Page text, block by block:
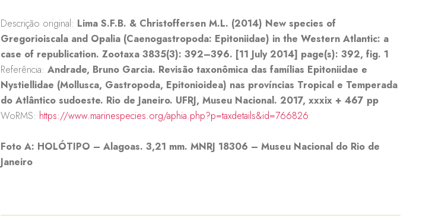
Descrição original: Lima S.F.B. & Christoffersen M.L. (2014) New species of
Gregorioiscala and Opalia (Caenogastropoda: Epitoniidae) in the Western Atlantic: a
case of republication. Zootaxa 3835(3): 392–396. [11 July 2014] page(s): 392, fig. 1
Referência: Andrade, Bruno Garcia. Revisão taxonômica das famílias Epitoniidae e
Nystiellidae (Mollusca, Gastropoda, Epitonioidea) nas províncias Tropical e Temperada
do Atlântico sudoeste. Rio de Janeiro. UFRJ, Museu Nacional. 2017, xxxix + 467 pp
WoRMS: https://www.marinespecies.org/aphia.php?p=taxdetails&id=766826
Foto A: HOLÓTIPO – Alagoas. 3,21 mm. MNRJ 18306 – Museu Nacional do Rio de
Janeiro